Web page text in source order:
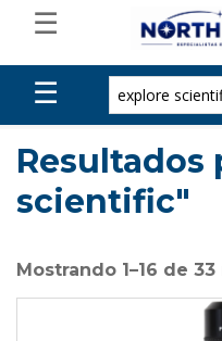
☰
☰
Resultados
scientific"
Mostrando 1–16 de